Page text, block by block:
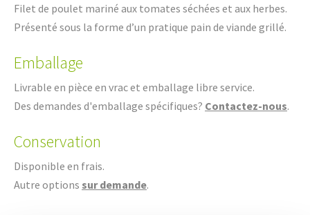
Filet de poulet mariné aux tomates séchées et aux herbes.
Présenté sous la forme d’un pratique pain de viande grillé.
Emballage
Livrable en pièce en vrac et emballage libre service.
Des demandes d'emballage spécifiques? Contactez-nous.
Conservation
Disponible en frais.
Autre options sur demande.